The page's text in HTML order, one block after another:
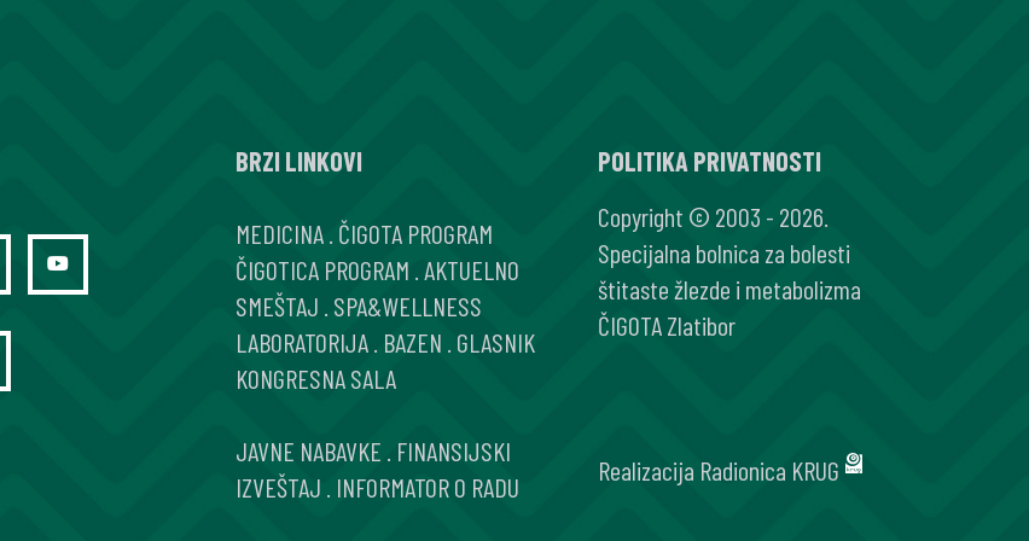
BRZI LINKOVI
MEDICINA ČIGOTA PROGRAM
ČIGOTICA PROGRAM AKTUELNO
SMEŠTAJ SPA&WELLNESS
LABORATORIJA BAZEN GLASNIK
KONGRESNA SALA
JAVNE NABAVKE FINANSIJSKI
IZVEŠTAJ INFORMATOR O RADU
POLITIKA PRIVATNOSTI
Copyright © 2003 - 2026.
Specijalna bolnica za bolesti
štitaste žlezde i metabolizma
ČIGOTA Zlatibor
Realizacija Radionica KRUG